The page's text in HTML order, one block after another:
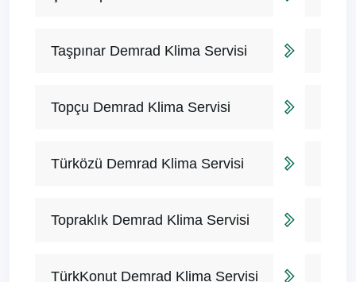
Taşpınar Demrad Klima Servisi
Topçu Demrad Klima Servisi
Türközü Demrad Klima Servisi
Topraklık Demrad Klima Servisi
TürkKonut Demrad Klima Servisi